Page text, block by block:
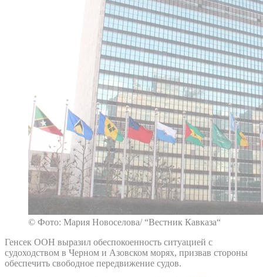
© Фото: Мария Новоселова/ “Вестник Кавказа“
Генсек ООН выразил обеспокоенность ситуацией с
судоходством в Черном и Азовском морях, призвав стороны
обеспечить свободное передвижение судов.